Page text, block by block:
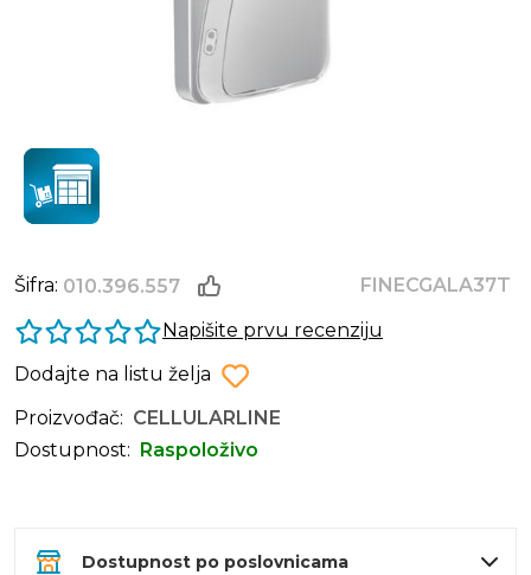
Šifra: 010.396.557
FINECGALA37T
Napišite prvu recenziju
Dodajte na listu želja
Proizvođač: CELLULARLINE
Dostupnost:
Raspoloživo
Dostupnost po poslovnicama